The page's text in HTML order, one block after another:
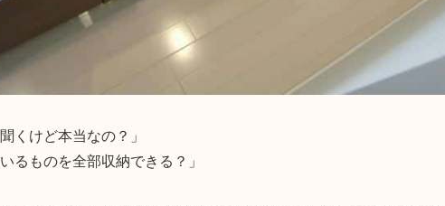
くけど本当なの？」
るものを全部収納できる？」